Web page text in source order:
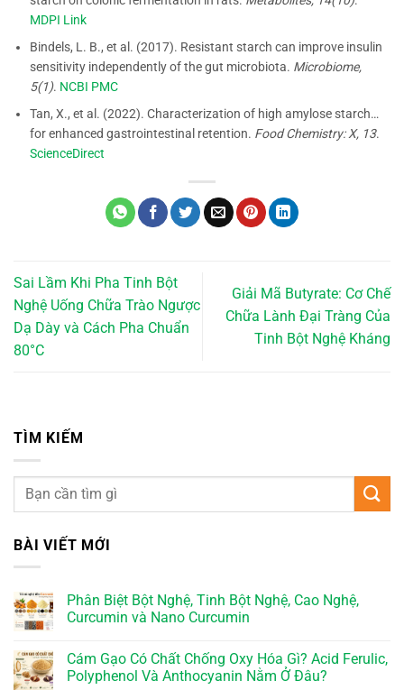
MDPI Link
Bindels, L. B., et al. (2017). Resistant starch can improve insulin
sensitivity independently of the gut microbiota. Microbiome,
5(1). NCBI PMC
Tan, X., et al. (2022). Characterization of high amylose starch…
for enhanced gastrointestinal retention. Food Chemistry: X, 13.
ScienceDirect
Sai Lầm Khi Pha Tinh Bột
Nghệ Uống Chữa Trào Ngược
Dạ Dày và Cách Pha Chuẩn
80°C
Giải Mã Butyrate: Cơ Chế
Chữa Lành Đại Tràng Của
Tinh Bột Nghệ Kháng
TÌM KIẾM
BÀI VIẾT MỚI
Phân Biệt Bột Nghệ, Tinh Bột Nghệ, Cao Nghệ,
Curcumin và Nano Curcumin
Cám Gạo Có Chất Chống Oxy Hóa Gì? Acid Ferulic,
Polyphenol Và Anthocyanin Nằm Ở Đâu?